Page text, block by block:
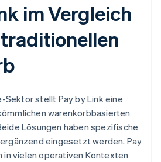
im Vergleich
Sektor stellt Pay by Link eine
warenkorbbasierten
Lösungen haben spezifische
eingesetzt werden. Pay
in vielen operativen Kontexten